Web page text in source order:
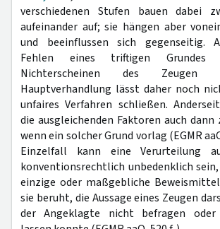
verschiedenen Stufen bauen dabei
aufeinander auf; sie hängen aber
und beeinflussen sich gegenseitig.
Fehlen eines triftigen
Nichterscheinen des
Hauptverhandlung lässt daher noch
unfaires Verfahren schließen.
die ausgleichenden Faktoren auch dann
wenn ein solcher Grund vorlag (EGMR
Einzelfall kann eine Verurteilung
konventionsrechtlich unbedenklich sein,
einzige oder maßgebliche
sie beruht, die Aussage eines Zeugen
der Angeklagte nicht befragen oder